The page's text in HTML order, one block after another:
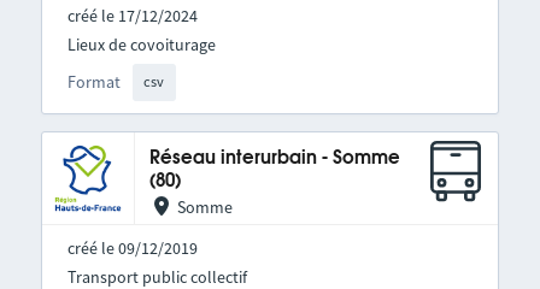
créé le 17/12/2024
Format csv
Lieux de covoiturage
Réseau interurbain - Somme
(80)
Somme
créé le 09/12/2019
Transport public collectif